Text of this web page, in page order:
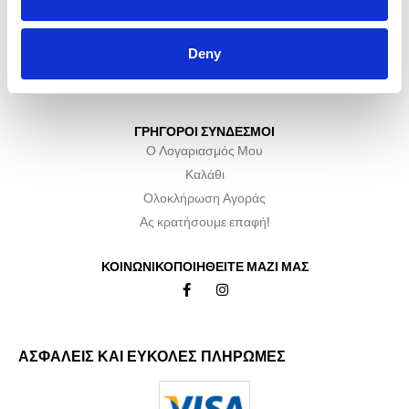
Deny
Αξεσουάρ
ΓΡΗΓΟΡΟΙ ΣΥΝΔΕΣΜΟΙ
Ο Λογαριασμός Μου
Καλάθι
Ολοκλήρωση Αγοράς
Ας κρατήσουμε επαφή!
ΚΟΙΝΩΝΙΚΟΠΟΙΗΘΕΙΤΕ ΜΑΖΙ ΜΑΣ
ΑΣΦΑΛΕΙΣ ΚΑΙ ΕΥΚΟΛΕΣ ΠΛΗΡΩΜΕΣ